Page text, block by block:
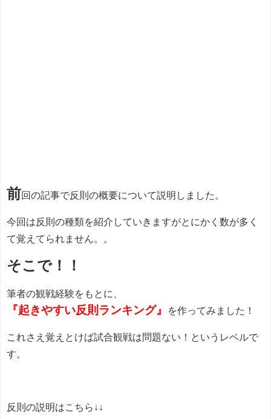
前回の記事で反則の概要について説明しました。
今回は反則の種類を紹介していきますがとにかく数が多く
て覚えてられません。。
そこで！！
筆者の観戦経験をもとに、
『起きやすい反則ランキング』 を作ってみました！
これさえ覚えとけば試合観戦は問題ない！というレベルで
す。
反則の説明はこちら↓↓